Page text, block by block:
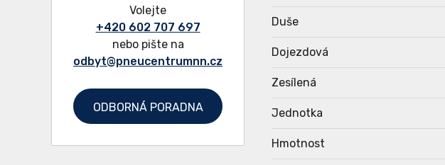
Duše
Dojezdová
Zesílená
Jednotka
Hmotnost
Volejte
+420 602 707 697
nebo pište na
odbyt@pneucentrumnn.cz
ODBORNÁ PORADNA